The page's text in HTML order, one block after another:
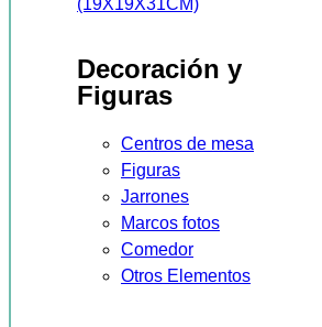
Decoración y
Figuras
Centros de mesa
Figuras
Jarrones
Marcos fotos
Comedor
Otros Elementos